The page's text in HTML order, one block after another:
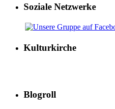
Soziale Netzwerke
Kulturkirche
Blogroll